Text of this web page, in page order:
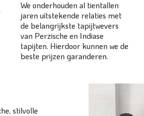
We onderhouden al tientallen
jaren uitstekende relaties met
de belangrijkste tapijtwevers
van Perzische en Indiase
tapijten. Hierdoor kunnen we de
beste prijzen garanderen.
stilvolle